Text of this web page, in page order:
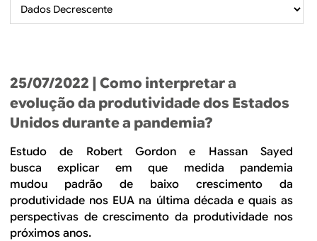
E
e
u
s
c
a
25/07/2022 | Como interpretar a
evolução da produtividade dos Estados
Unidos durante a pandemia?
Estudo de Robert Gordon e Hassan Sayed
busca explicar em que medida pandemia
mudou padrão de baixo crescimento da
produtividade nos EUA na última década e quais as
perspectivas de crescimento da produtividade nos
próximos anos.